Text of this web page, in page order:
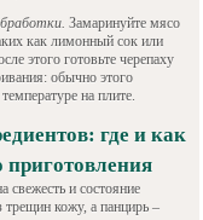
Замаринуйте мясо
как лимонный сок или
этого готовьте черепаху
обычно этого
на плите.
где и как
свежесть и состояние
кожу, а панцирь –